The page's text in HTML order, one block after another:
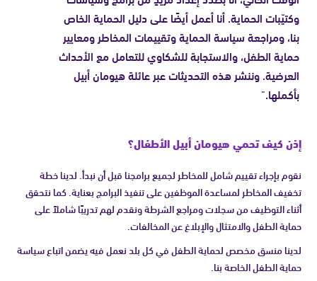
وكتيّبات الحماية. أنا أعمل أيضًا على دليل الحماية الخاص
بنا، ومراجعة سياسة الحماية وتقييمات المخاطر ومعايير
حماية الطفل، والاستجابة للشكاوي للتعامل مع الأحداث
العرضية. وننشر هذه التحديثات عبر عائلة هيومان أبيل
بأكملها."
إذن كيف تحمي هيومان أبيل الأطفال؟
نقوم بإجراء تقييم شامل للمخاطر لجميع برامجنا قبل أن نبدأ. لدينا خطة
تخفيف المخاطر لمساعدة الموظفين على تنفيذ البرامج بعناية. كما نتحقق
أثناء التوظيف من سجلات ومراجع الشرطة ونقدم لهم تدريبًا شاملاً على
حماية الطفل والامتثال والإبلاغ عن المخالفات.
لدينا منسق مخصص لحماية الطفل في كل بلد نعمل فيه يضمن اتباع سياسة
حماية الطفل الخاصة بنا.